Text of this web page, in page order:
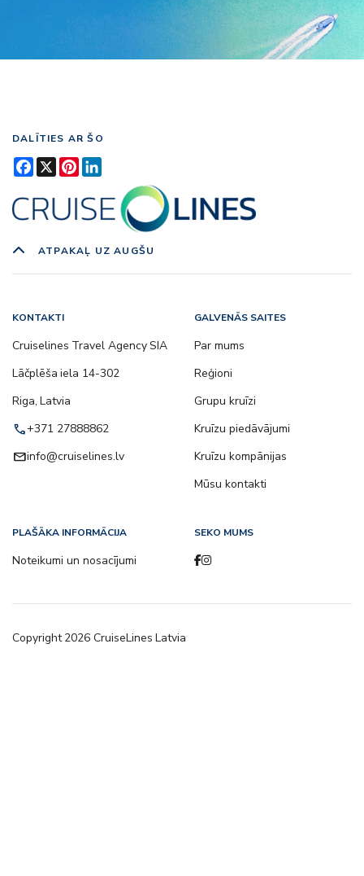
DALĪTIES AR ŠO
Facebook
X Pinterest
ATPAKAĻ UZ AUGŠU
KONTAKTI
Cruiselines Travel Agency SIA
Lāčplēša iela 14-302
Riga, Latvia
call+371 27888862
emailinfo@cruiselines.lv
GALVENĀS SAITES
Par mums
Reģioni
Grupu kruīzi
Kruīzu piedāvājumi
Kruīzu kompānijas
Mūsu kontakti
PLAŠĀKA INFORMĀCIJA
Noteikumi un nosacījumi
SEKO MUMS
Copyright2026 CruiseLines Latvia